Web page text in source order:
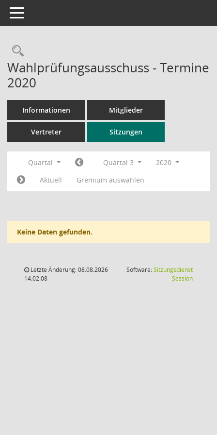
Toggle navigation
Rechercheauswahl
Wahlprüfungsausschuss - Termine
2020
Informationen Mitglieder
Vertreter Sitzungen
Quartal Quartal 3
2020
Aktuell
Gremium auswählen
Keine Daten gefunden.
Letzte Änderung: 08.08.2026
14:02:08
Software:Sitzungsdienst
Session(Wird in